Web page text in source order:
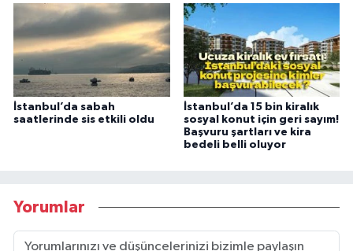
İstanbul’da sabah
saatlerinde sis etkili oldu
İstanbul’da 15 bin kiralık
sosyal konut için geri sayım!
Başvuru şartları ve kira
bedeli belli oluyor
Yorumlar